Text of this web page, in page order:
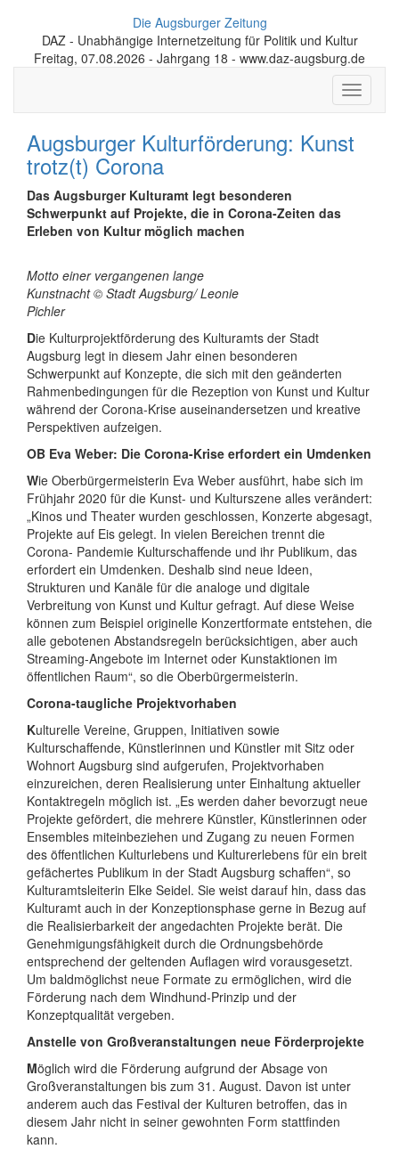
Die Augsburger Zeitung
DAZ - Unabhängige Internetzeitung für Politik und Kultur
Freitag, 07.08.2026 - Jahrgang 18 - www.daz-augsburg.de
Toggle
Augsburger Kulturförderung: Kunst
trotz(t) Corona
Das Augsburger Kulturamt legt besonderen
Schwerpunkt auf Projekte, die in Corona-Zeiten das
Erleben von Kultur möglich machen
Motto einer vergangenen lange
Kunstnacht © Stadt Augsburg/ Leonie
Pichler
Die Kulturprojektförderung des Kulturamts der Stadt
Augsburg legt in diesem Jahr einen besonderen
Schwerpunkt auf Konzepte, die sich mit den geänderten
Rahmenbedingungen für die Rezeption von Kunst und Kultur
während der Corona-Krise auseinandersetzen und kreative
Perspektiven aufzeigen.
OB Eva Weber: Die Corona-Krise erfordert ein Umdenken
Wie Oberbürgermeisterin Eva Weber ausführt, habe sich im
Frühjahr 2020 für die Kunst- und Kulturszene alles verändert:
„Kinos und Theater wurden geschlossen, Konzerte abgesagt,
Projekte auf Eis gelegt. In vielen Bereichen trennt die
Corona- Pandemie Kulturschaffende und ihr Publikum, das
erfordert ein Umdenken. Deshalb sind neue Ideen,
Strukturen und Kanäle für die analoge und digitale
Verbreitung von Kunst und Kultur gefragt. Auf diese Weise
können zum Beispiel originelle Konzertformate entstehen, die
alle gebotenen Abstandsregeln berücksichtigen, aber auch
Streaming-Angebote im Internet oder Kunstaktionen im
öffentlichen Raum“, so die Oberbürgermeisterin.
Corona-taugliche Projektvorhaben
Kulturelle Vereine, Gruppen, Initiativen sowie
Kulturschaffende, Künstlerinnen und Künstler mit Sitz oder
Wohnort Augsburg sind aufgerufen, Projektvorhaben
einzureichen, deren Realisierung unter Einhaltung aktueller
Kontaktregeln möglich ist. „Es werden daher bevorzugt neue
Projekte gefördert, die mehrere Künstler, Künstlerinnen oder
Ensembles miteinbeziehen und Zugang zu neuen Formen
des öffentlichen Kulturlebens und Kulturerlebens für ein breit
gefächertes Publikum in der Stadt Augsburg schaffen“, so
Kulturamtsleiterin Elke Seidel. Sie weist darauf hin, dass das
Kulturamt auch in der Konzeptionsphase gerne in Bezug auf
die Realisierbarkeit der angedachten Projekte berät. Die
Genehmigungsfähigkeit durch die Ordnungsbehörde
entsprechend der geltenden Auflagen wird vorausgesetzt.
Um baldmöglichst neue Formate zu ermöglichen, wird die
Förderung nach dem Windhund-Prinzip und der
Konzeptqualität vergeben.
Anstelle von Großveranstaltungen neue Förderprojekte
Möglich wird die Förderung aufgrund der Absage von
Großveranstaltungen bis zum 31. August. Davon ist unter
anderem auch das Festival der Kulturen betroffen, das in
diesem Jahr nicht in seiner gewohnten Form stattfinden
kann.